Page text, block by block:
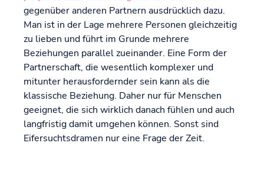
gegenüber anderen Partnern ausdrücklich dazu.
Man ist in der Lage mehrere Personen gleichzeitig
zu lieben und führt im Grunde mehrere
Beziehungen parallel zueinander. Eine Form der
Partnerschaft, die wesentlich komplexer und
mitunter herausfordernder sein kann als die
klassische Beziehung. Daher nur für Menschen
geeignet, die sich wirklich danach fühlen und auch
langfristig damit umgehen können. Sonst sind
Eifersuchtsdramen nur eine Frage der Zeit.